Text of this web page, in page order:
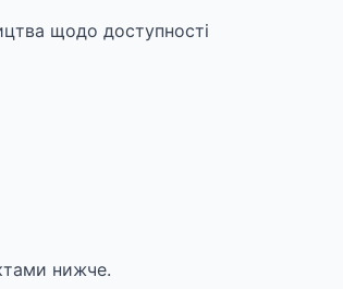
щодо доступності
нижче.